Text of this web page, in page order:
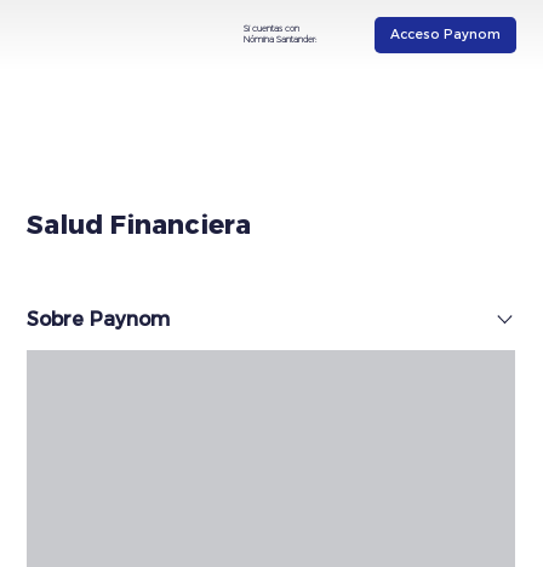
Acceso Paynom
Si cuentas con
Nómina Santander:
Salud Financiera
Sobre Paynom